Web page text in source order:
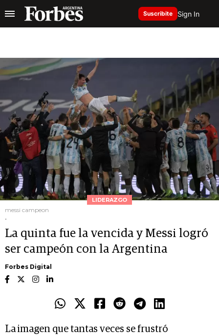
Suscribite Sign In
LIDERAZGO
messi campeon
.
La quinta fue la vencida y Messi logró
ser campeón con la Argentina
Forbes Digital
La imagen que tantas veces se frustró